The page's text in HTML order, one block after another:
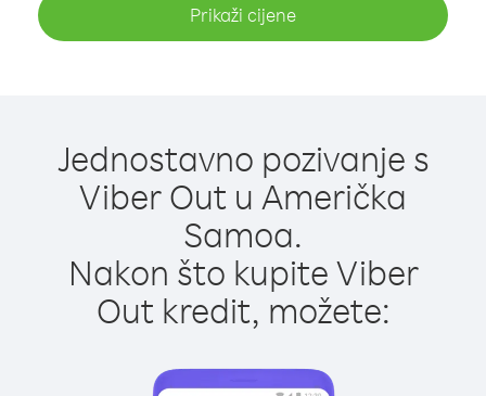
Prikaži cijene
Jednostavno pozivanje s
Viber Out u Američka
Samoa.
Nakon što kupite Viber
Out kredit, možete: